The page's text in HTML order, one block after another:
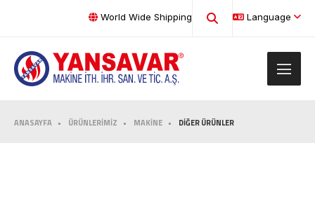
World Wide Shipping Language
ANASAYFA ÜRÜNLERİMİZ MAKİNE DİĞER ÜRÜNLER